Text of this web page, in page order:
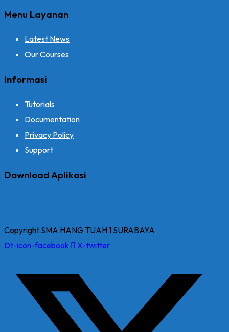
Menu Layanan
Latest News
Our Courses
Informasi
Tutorials
Documentation
Privacy Policy
Support
Download Aplikasi
Copyright SMA HANG TUAH 1 SURABAYA
Dt-icon-facebook
X-twitter